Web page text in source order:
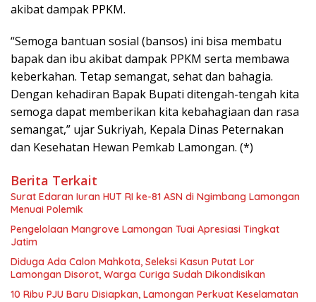
akibat dampak PPKM.
“Semoga bantuan sosial (bansos) ini bisa membatu
bapak dan ibu akibat dampak PPKM serta membawa
keberkahan. Tetap semangat, sehat dan bahagia.
Dengan kehadiran Bapak Bupati ditengah-tengah kita
semoga dapat memberikan kita kebahagiaan dan rasa
semangat,” ujar Sukriyah, Kepala Dinas Peternakan
dan Kesehatan Hewan Pemkab Lamongan. (*)
Berita Terkait
Surat Edaran Iuran HUT RI ke-81 ASN di Ngimbang Lamongan
Menuai Polemik
Pengelolaan Mangrove Lamongan Tuai Apresiasi Tingkat
Jatim
Diduga Ada Calon Mahkota, Seleksi Kasun Putat Lor
Lamongan Disorot, Warga Curiga Sudah Dikondisikan
10 Ribu PJU Baru Disiapkan, Lamongan Perkuat Keselamatan